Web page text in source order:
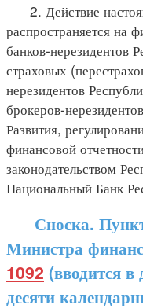
2. Действие
распространяется на
банков-нерезидентов
страховых
нерезидентов
брокеров-
Развития,
финансовой
законодательством
Национальный Банк
Сноска. Пункт
Министра
1092 (вводится в
десяти